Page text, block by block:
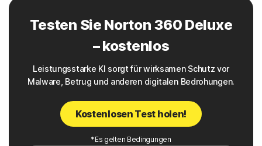
Testen Sie Norton 360 Deluxe
– kostenlos
Leistungsstarke KI sorgt für wirksamen Schutz vor
Malware, Betrug und anderen digitalen Bedrohungen.
Kostenlosen Test holen!
*Es gelten Bedingungen